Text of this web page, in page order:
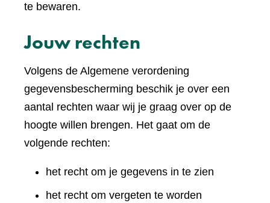
te bewaren.
Jouw rechten
Volgens de Algemene verordening
gegevensbescherming beschik je over een
aantal rechten waar wij je graag over op de
hoogte willen brengen. Het gaat om de
volgende rechten:
het recht om je gegevens in te zien
het recht om vergeten te worden